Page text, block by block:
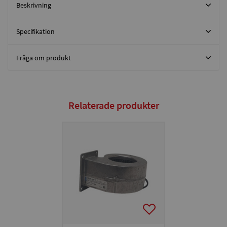
Beskrivning
Specifikation
Fråga om produkt
Relaterade produkter